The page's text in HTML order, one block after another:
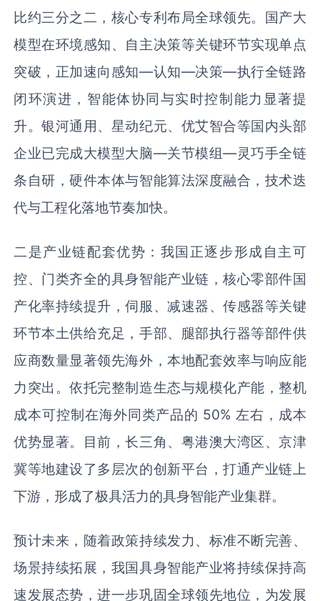
比约三分之二，核心专利布局全球领先。国产大
模型在环境感知、自主决策等关键环节实现单点
突破，正加速向感知—认知—决策—执行全链路
闭环演进，智能体协同与实时控制能力显著提
升。银河通用、星动纪元、优艾智合等国内头部
企业已完成大模型大脑—关节模组—灵巧手全链
条自研，硬件本体与智能算法深度融合，技术迭
代与工程化落地节奏加快。‌
二是产业链配套优势：我国正逐步形成自主可
控、门类齐全的具身智能产业链，核心零部件国
产化率持续提升，伺服、减速器、传感器等关键
环节本土供给充足，手部、腿部执行器等部件供
应商数量显著领先海外，本地配套效率与响应能
力突出。依托完整制造生态与规模化产能，整机
成本可控制在海外同类产品的 50% 左右，成本
优势显著。目前，长三角、粤港澳大湾区、京津
冀等地建设了多层次的创新平台，打通产业链上
下游，形成了极具活力的具身智能产业集群。
预计未来，随着政策持续发力、标准不断完善、
场景持续拓展，我国具身智能产业将持续保持高
速发展态势，进一步巩固全球领先地位，为发展